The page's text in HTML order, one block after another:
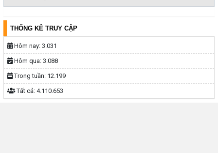
THỐNG KÊ TRUY CẬP
Hôm nay: 3.031
Hôm qua: 3.088
Trong tuần: 12.199
Tất cả: 4.110.653